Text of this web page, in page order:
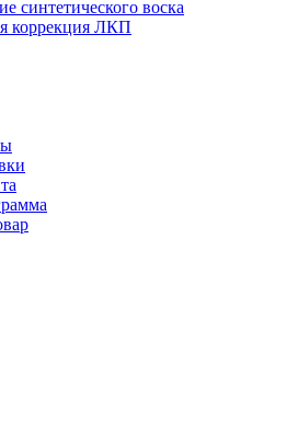
синтетического воска
коррекция ЛКП